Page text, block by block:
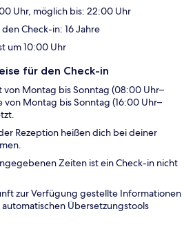
Uhr, möglich bis: 22:00 Uhr
Check-in: 16 Jahre
um 10:00 Uhr
für den Check-in
von Montag bis Sonntag (08:00 Uhr–
von Montag bis Sonntag (16:00 Uhr–
Rezeption heißen dich bei deiner
Zeiten ist ein Check-in nicht
zur Verfügung gestellte Informationen
Übersetzungstools